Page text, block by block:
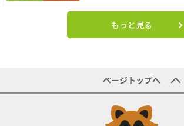
もっと見る
ページトップへ